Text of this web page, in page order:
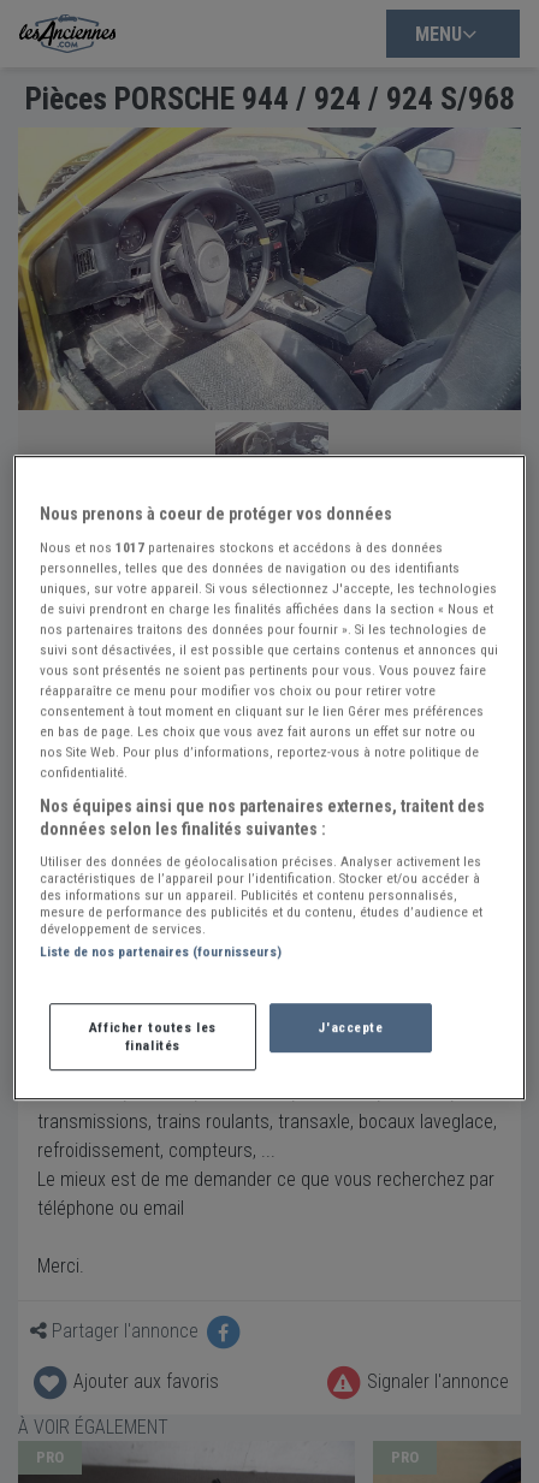
MENU
Pièces PORSCHE 944 / 924 / 924 S/968
Réf : A395083 Actualisée le : 04/08/2026
Pièces PORSCHE 944 / 924 / 924 S/968
Créer une alerte Pièces PORSCHE 944
Vendeur Particulier
Bouches du Rhône (13) - LA ROQUE-D\'ANTHERON
(13640)
Voir le téléphone
Envoyer un email
Bonjour, je vends des pièces pour Porsche 924, 924S et
944 et un peu de 968.
J'ai de tout, intérieur, carrosserie, électricité, moteurs,
transmissions, trains roulants, transaxle, bocaux laveglace,
refroidissement, compteurs, ...
Le mieux est de me demander ce que vous recherchez par
téléphone ou email
Merci.
Partager l'annonce
Ajouter aux favoris
Signaler l'annonce
À VOIR ÉGALEMENT
PRO PRO
Nous prenons à coeur de protéger vos données
Nous et nos1017 partenaires stockons et accédons à des données
personnelles, telles que des données de navigation ou des identifiants
uniques, sur votre appareil. Si vous sélectionnez J'accepte, les technologies
de suivi prendront en charge les finalités affichées dans la section « Nous et
nos partenaires traitons des données pour fournir ». Si les technologies de
suivi sont désactivées, il est possible que certains contenus et annonces qui
vous sont présentés ne soient pas pertinents pour vous. Vous pouvez faire
réapparaître ce menu pour modifier vos choix ou pour retirer votre
consentement à tout moment en cliquant sur le lien Gérer mes préférences
en bas de page. Les choix que vous avez fait aurons un effet sur notre ou
nos Site Web. Pour plus d’informations, reportez-vous à notre politique de
confidentialité.
Nos équipes ainsi que nos partenaires externes, traitent des
données selon les finalités suivantes :
Utiliser des données de géolocalisation précises. Analyser activement les
caractéristiques de l’appareil pour l’identification. Stocker et/ou accéder à
des informations sur un appareil. Publicités et contenu personnalisés,
mesure de performance des publicités et du contenu, études d’audience et
développement de services.
Liste de nos partenaires (fournisseurs)
Afficher toutes les
finalités
J'accepte